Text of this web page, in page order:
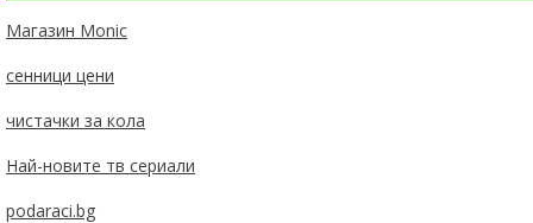
Магазин Monic
сенници цени
чистачки за кола
Най-новите тв сериали
podaraci.bg